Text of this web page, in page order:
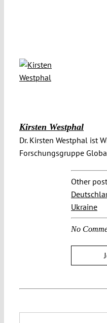
Kirsten Westphal
Dr. Kirsten Westphal ist
Forschungsgruppe
Other
Ukraine
No